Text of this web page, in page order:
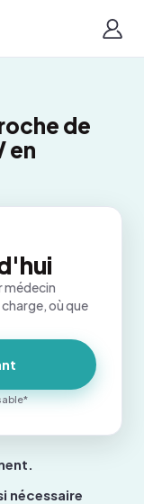
de
en
nécessaire
médecin
où que